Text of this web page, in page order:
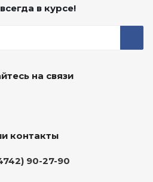
в курсе!
на связи
контакты
90-27-90